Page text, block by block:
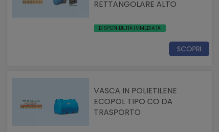
RETTANGOLARE ALTO
DISPONIBILITÀ IMMEDIATA
SCOPRI
VASCA IN POLIETILENE
ECOPOL TIPO CO DA
TRASPORTO